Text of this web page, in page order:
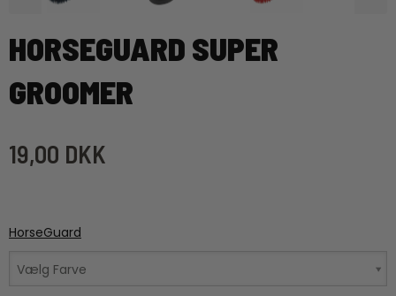
HORSEGUARD SUPER
GROOMER
19,00 DKK
HorseGuard
Vælg Farve